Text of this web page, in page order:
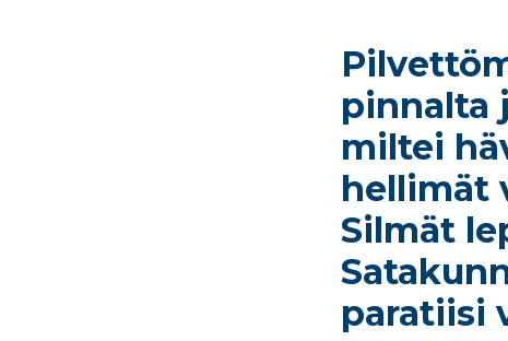
pinnalta
miltei
hellimät
Silmät
paratiisi